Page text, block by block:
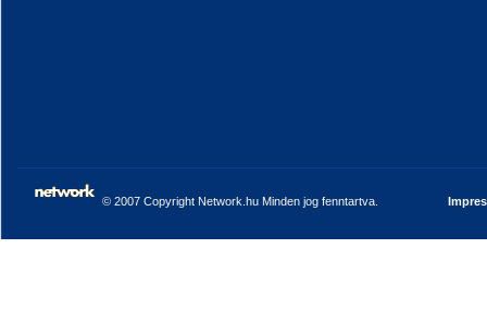
© 2007 Copyright Network.hu Minden jog fenntartva.